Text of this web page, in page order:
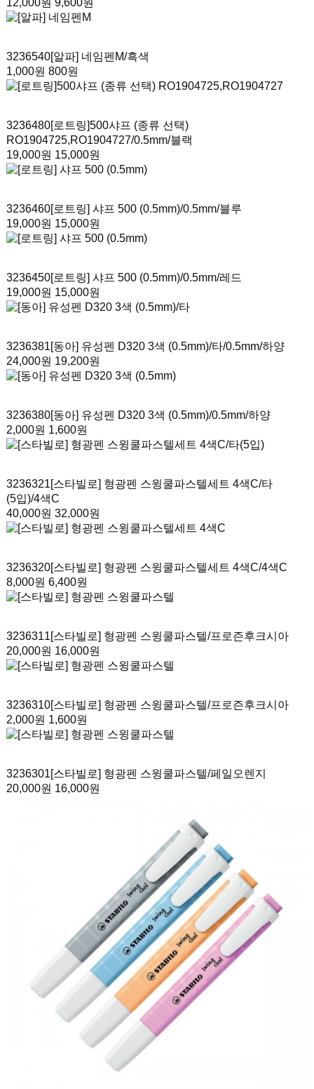
12,000원 9,600원
3236540[알파] 네임펜M/흑색
1,000원 800원
3236480[로트링]500샤프 (종류 선택)
RO1904725,RO1904727/0.5mm/블랙
19,000원 15,000원
3236460[로트링] 샤프 500 (0.5mm)/0.5mm/블루
19,000원 15,000원
3236450[로트링] 샤프 500 (0.5mm)/0.5mm/레드
19,000원 15,000원
3236381[동아] 유성펜 D320 3색 (0.5mm)/타/0.5mm/하양
24,000원 19,200원
3236380[동아] 유성펜 D320 3색 (0.5mm)/0.5mm/하양
2,000원 1,600원
3236321[스타빌로] 형광펜 스윙쿨파스텔세트 4색C/타
(5입)/4색C
40,000원 32,000원
3236320[스타빌로] 형광펜 스윙쿨파스텔세트 4색C/4색C
8,000원 6,400원
3236311[스타빌로] 형광펜 스윙쿨파스텔/프로즌후크시아
20,000원 16,000원
3236310[스타빌로] 형광펜 스윙쿨파스텔/프로즌후크시아
2,000원 1,600원
3236301[스타빌로] 형광펜 스윙쿨파스텔/페일오렌지
20,000원 16,000원